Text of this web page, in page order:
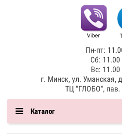
Пн-пт:
Сб: 11.00
Вс: 11.00
г. Минск, ул. Уманская,
ТЦ "ГЛОБО", пав.
Каталог